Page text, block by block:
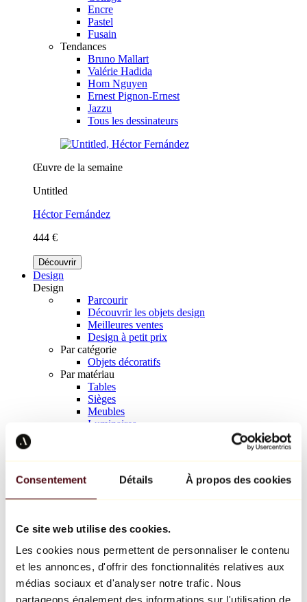
Consentement Détails À propos des cookies
Ce site web utilise des cookies.
Les cookies nous permettent de personnaliser le contenu
et les annonces, d'offrir des fonctionnalités relatives aux
médias sociaux et d'analyser notre trafic. Nous
partageons également des informations sur l'utilisation de
Encre
Pastel
Fusain
Tendances
Bruno Mallart
Valérie Hadida
Hom Nguyen
Ernest Pignon-Ernest
Jazzu
Tous les dessinateurs
Œuvre de la semaine
Untitled
Héctor Fernández
444 €
Découvrir
Design
Design
Parcourir
Découvrir les objets design
Meilleures ventes
Design à petit prix
Par catégorie
Objets décoratifs
Par matériau
Tables
Sièges
Meubles
Luminaires
Richard Orlinski
Keith Haring
Jeff Koons
Jean-Michel Basquiat
Tous les designers
Œuvre de la semaine